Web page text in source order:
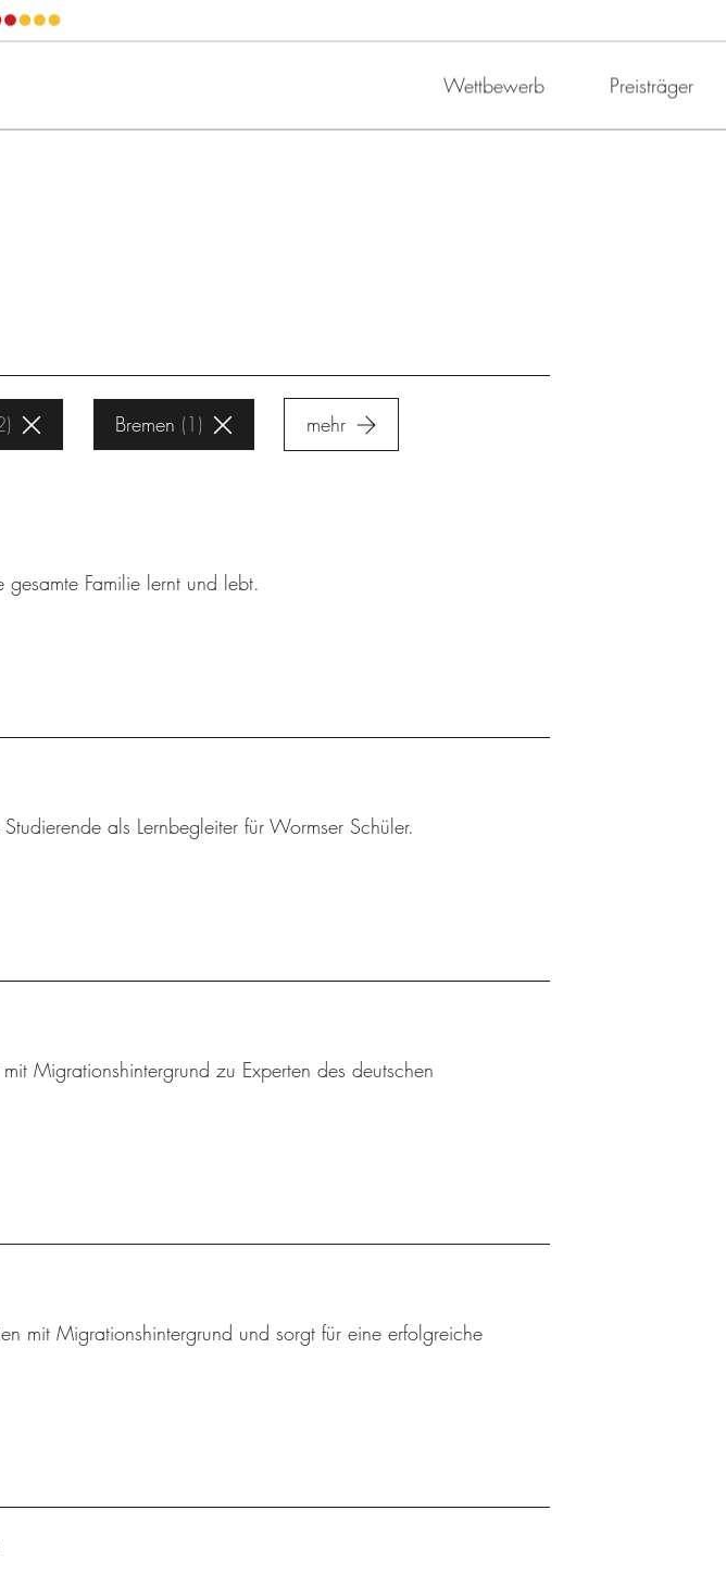
Wettbewerb Preisträger
Bremen 1 mehr
Familie lernt und lebt.
als Lernbegleiter für Wormser Schüler.
Migrationshintergrund zu Experten des deutschen
mit Migrationshintergrund und sorgt für eine erfolgreiche